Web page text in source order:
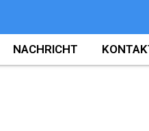
NACHRICHT